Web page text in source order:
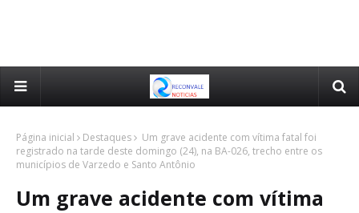
Página inicial Destaques
Um grave acidente com vítima fatal foi
registrado na tarde deste domingo (24), na BA-026, trecho entre os
municípios de Varzedo e Santo Antônio
Um grave acidente com vítima